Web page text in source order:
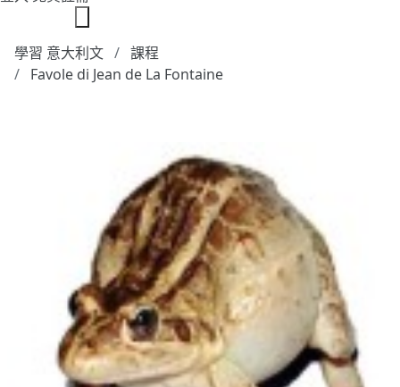
學習 意大利文
課程
Favole di Jean de La Fontaine